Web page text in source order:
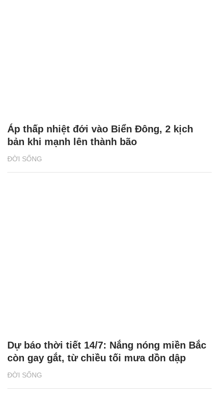
ĐỜI SỐNG
Áp thấp nhiệt đới vào Biển Đông, 2 kịch
bản khi mạnh lên thành bão
ĐỜI SỐNG
Dự báo thời tiết 14/7: Nắng nóng miền Bắc
còn gay gắt, từ chiều tối mưa dồn dập